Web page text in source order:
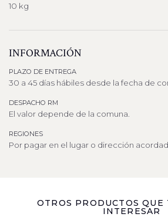
10 kg
INFORMACIÓN
PLAZO DE ENTREGA
30 a 45 días hábiles desde la fecha de
DESPACHO RM
El valor depende de la comuna.
REGIONES
Por pagar en el lugar o dirección
OTROS PRODUCTOS QUE
INTERESAR